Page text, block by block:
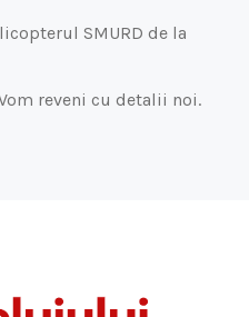
SMURD de la
reveni cu detalii noi.